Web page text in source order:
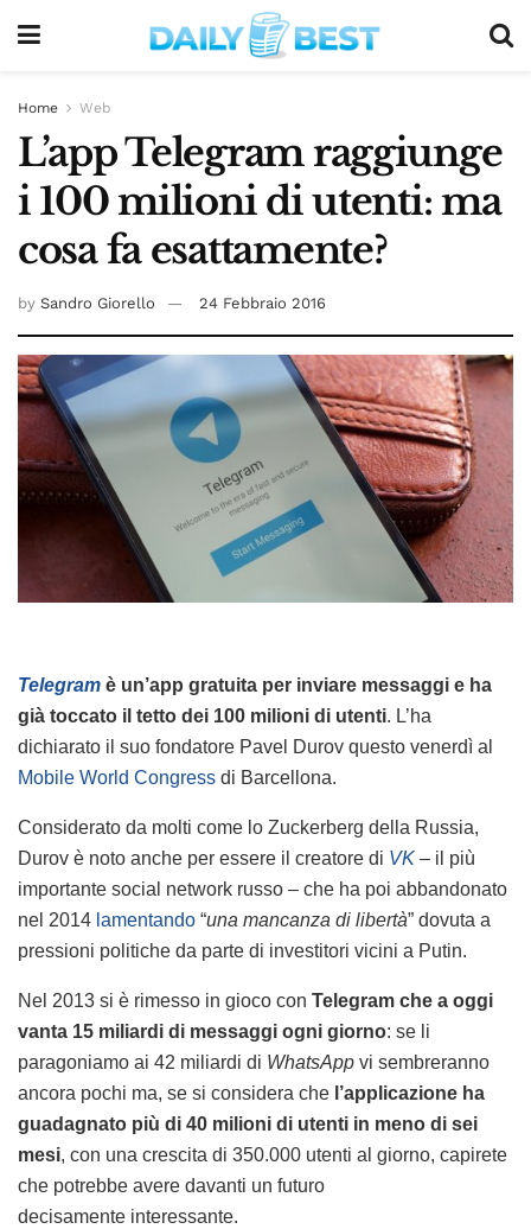
Home Web
L’app Telegram raggiunge
i 100 milioni di utenti: ma
cosa fa esattamente?
by Sandro Giorello 24 Febbraio 2016
Telegram è un’app gratuita per inviare messaggi e ha
già toccato il tetto dei 100 milioni di utenti. L’ha
dichiarato il suo fondatore Pavel Durov questo venerdì al
Mobile World Congress di Barcellona.
Considerato da molti come lo Zuckerberg della Russia,
Durov è noto anche per essere il creatore di VK – il più
importante social network russo – che ha poi abbandonato
nel 2014 lamentando “una mancanza di libertà” dovuta a
pressioni politiche da parte di investitori vicini a Putin.
Nel 2013 si è rimesso in gioco con Telegram che a oggi
vanta 15 miliardi di messaggi ogni giorno: se li
paragoniamo ai 42 miliardi di WhatsApp vi sembreranno
ancora pochi ma, se si considera che l’applicazione ha
guadagnato più di 40 milioni di utenti in meno di sei
mesi, con una crescita di 350.000 utenti al giorno, capirete
che potrebbe avere davanti un futuro
decisamente interessante.